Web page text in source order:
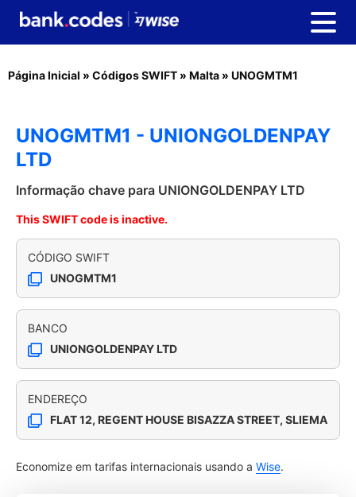
Página Inicial » Códigos SWIFT » Malta » UNOGMTM1
UNOGMTM1 - UNIONGOLDENPAY
LTD
Informação chave para UNIONGOLDENPAY LTD
This SWIFT code is inactive.
CÓDIGO SWIFT
UNOGMTM1
BANCO
UNIONGOLDENPAY LTD
ENDEREÇO
FLAT 12, REGENT HOUSE BISAZZA STREET, SLIEMA
Economize em tarifas internacionais usando a Wise.